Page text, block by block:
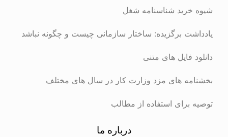
شناسنامه شغل
برگزیده: ساختار سازمانی چیست و چگونه نباشد
فایل های متنی
های مزد وزارت کار در سال های مختلف
استفاده از مطالب